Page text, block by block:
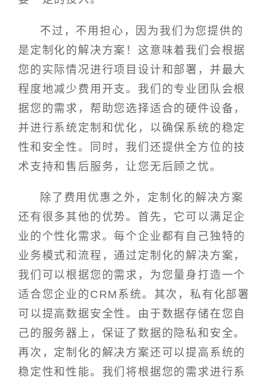
不过，不用担心，因为我们为您提供的
是定制化的解决方案！这意味着我们会根据
您的实际情况进行项目设计和部署，并最大
程度地减少费用开支。我们的专业团队会根
据您的需求，帮助您选择适合的硬件设备，
并进行系统定制和优化，以确保系统的稳定
性和安全性。同时，我们还提供全方位的技
术支持和售后服务，让您无后顾之忧。
除了费用优惠之外，定制化的解决方案
还有很多其他的优势。首先，它可以满足企
业的个性化需求。每个企业都有自己独特的
业务模式和流程，通过定制化的解决方案，
我们可以根据您的需求，为您量身打造一个
适合您企业的CRM系统。其次，私有化部署
可以提高数据安全性。由于数据存储在您自
己的服务器上，保证了数据的隐私和安全。
再次，定制化的解决方案还可以提高系统的
稳定性和性能。我们将根据您的需求进行系